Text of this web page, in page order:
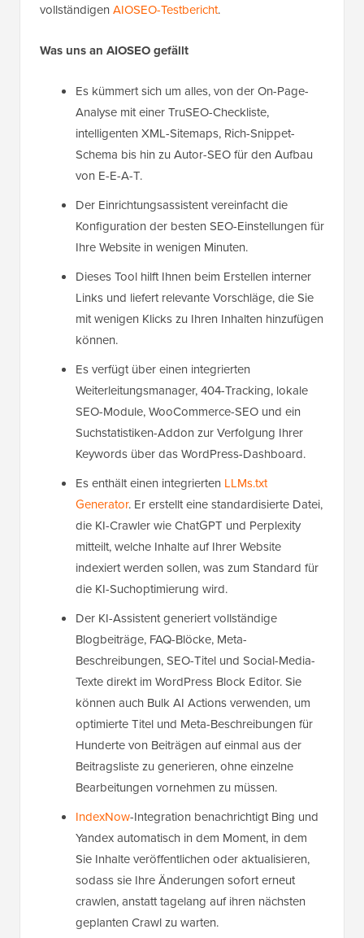
vollständigen AIOSEO-Testbericht.
Was uns an AIOSEO gefällt
Es kümmert sich um alles, von der On-Page-
Analyse mit einer TruSEO-Checkliste,
intelligenten XML-Sitemaps, Rich-Snippet-
Schema bis hin zu Autor-SEO für den Aufbau
von E-E-A-T.
Der Einrichtungsassistent vereinfacht die
Konfiguration der besten SEO-Einstellungen für
Ihre Website in wenigen Minuten.
Dieses Tool hilft Ihnen beim Erstellen interner
Links und liefert relevante Vorschläge, die Sie
mit wenigen Klicks zu Ihren Inhalten hinzufügen
können.
Es verfügt über einen integrierten
Weiterleitungsmanager, 404-Tracking, lokale
SEO-Module, WooCommerce-SEO und ein
Suchstatistiken-Addon zur Verfolgung Ihrer
Keywords über das WordPress-Dashboard.
Es enthält einen integrierten LLMs.txt
Generator. Er erstellt eine standardisierte Datei,
die KI-Crawler wie ChatGPT und Perplexity
mitteilt, welche Inhalte auf Ihrer Website
indexiert werden sollen, was zum Standard für
die KI-Suchoptimierung wird.
Der KI-Assistent generiert vollständige
Blogbeiträge, FAQ-Blöcke, Meta-
Beschreibungen, SEO-Titel und Social-Media-
Texte direkt im WordPress Block Editor. Sie
können auch Bulk AI Actions verwenden, um
optimierte Titel und Meta-Beschreibungen für
Hunderte von Beiträgen auf einmal aus der
Beitragsliste zu generieren, ohne einzelne
Bearbeitungen vornehmen zu müssen.
IndexNow-Integration benachrichtigt Bing und
Yandex automatisch in dem Moment, in dem
Sie Inhalte veröffentlichen oder aktualisieren,
sodass sie Ihre Änderungen sofort erneut
crawlen, anstatt tagelang auf ihren nächsten
geplanten Crawl zu warten.